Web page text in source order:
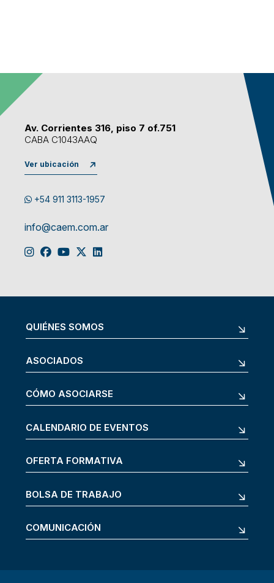
Av. Corrientes 316, piso 7 of.751
CABA C1043AAQ
Ver ubicación
+54 911 3113-1957
info@caem.com.ar
QUIÉNES SOMOS
ASOCIADOS
CÓMO ASOCIARSE
CALENDARIO DE EVENTOS
OFERTA FORMATIVA
BOLSA DE TRABAJO
COMUNICACIÓN